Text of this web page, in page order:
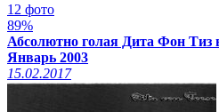
12 фото
89%
Абсолютно голая Дита Фон Тиз
Январь 2003
15.02.2017